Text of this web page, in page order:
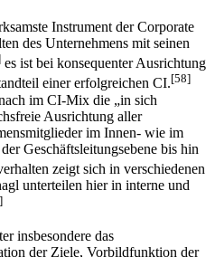
Instrument der Corporate
des Unternehmens mit seinen
es ist bei konsequenter Ausrichtung
einer erfolgreichen CI.
im CI-Mix die „in sich
Ausrichtung aller
im Innen- wie im
Geschäftsleitungsebene bis hin
zeigt sich in verschiedenen
unterteilen hier in interne und
insbesondere das